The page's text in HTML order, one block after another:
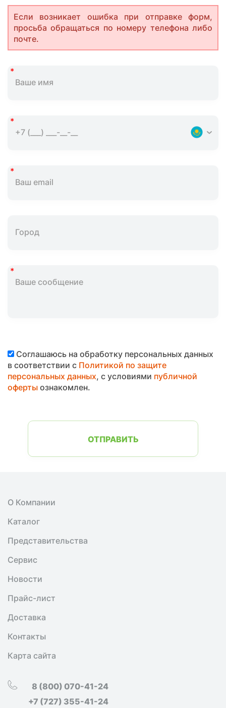
Если возникает ошибка при отправке форм,
просьба обращаться по номеру телефона либо
почте.
Соглашаюсь на обработку персональных данных
в соответствии с Политикой по защите
персональных данных, с условиями публичной
офертыознакомлен.
ОТПРАВИТЬ
О Компании
Каталог
Представительства
Сервис
Новости
Прайс-лист
Доставка
Контакты
Карта сайта
8 (800) 070-41-24
+7 (727) 355-41-24